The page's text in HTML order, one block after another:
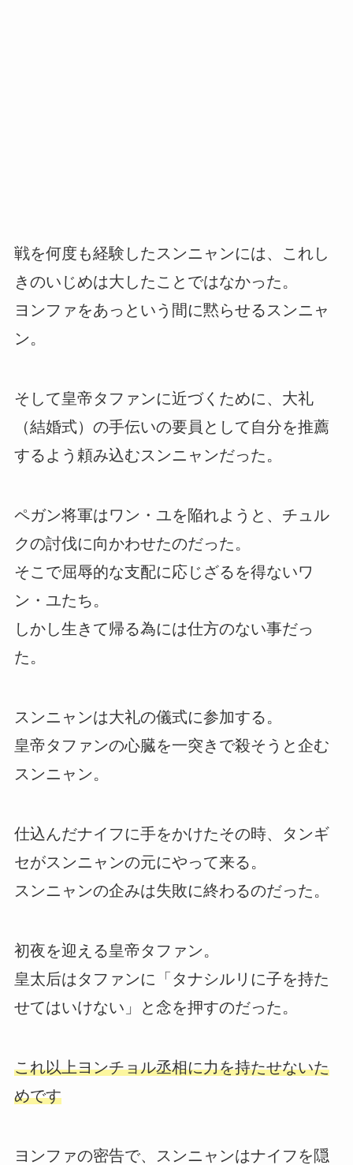
戦を何度も経験したスンニャンには、これし
きのいじめは大したことではなかった。
ヨンファをあっという間に黙らせるスンニャ
ン。
そして皇帝タファンに近づくために、大礼
（結婚式）の手伝いの要員として自分を推薦
するよう頼み込むスンニャンだった。
ペガン将軍はワン・ユを陥れようと、チュル
クの討伐に向かわせたのだった。
そこで屈辱的な支配に応じざるを得ないワ
ン・ユたち。
しかし生きて帰る為には仕方のない事だっ
た。
スンニャンは大礼の儀式に参加する。
皇帝タファンの心臓を一突きで殺そうと企む
スンニャン。
仕込んだナイフに手をかけたその時、タンギ
セがスンニャンの元にやって来る。
スンニャンの企みは失敗に終わるのだった。
初夜を迎える皇帝タファン。
皇太后はタファンに「タナシルリに子を持た
せてはいけない」と念を押すのだった。
これ以上ヨンチョル丞相に力を持たせないた
めです
ヨンファの密告で、スンニャンはナイフを隠